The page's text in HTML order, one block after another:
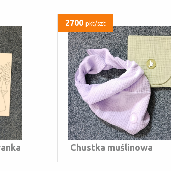
2700pkt/szt
Chustka muślinowa